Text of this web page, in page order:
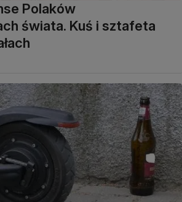
Polaków
świata. Kuś i sztafeta